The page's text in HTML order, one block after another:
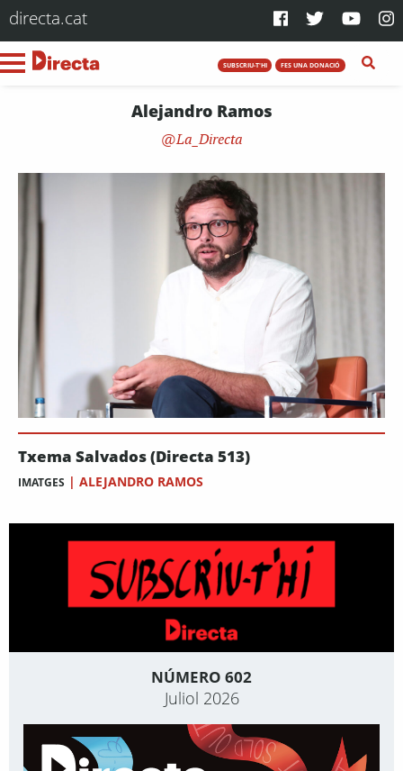
directa.cat
SUBSCRIU-T'HI FES UNA DONACIÓ
Alejandro Ramos
La_Directa
Txema Salvados (Directa 513)
IMATGES | ALEJANDRO RAMOS
NÚMERO 602
Juliol 2026